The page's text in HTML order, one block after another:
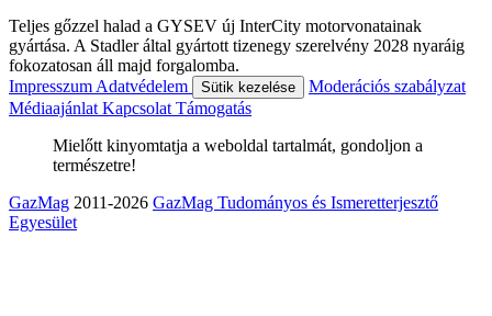
Teljes gőzzel halad a GYSEV új InterCity motorvonatainak
gyártása. A Stadler által gyártott tizenegy szerelvény 2028 nyaráig
fokozatosan áll majd forgalomba.
Impresszum Adatvédelem Sütik kezelése
Moderációs szabályzat
Médiaajánlat Kapcsolat Támogatás
Mielőtt kinyomtatja a weboldal tartalmát, gondoljon a
természetre!
GazMag 2011-2026 GazMag Tudományos és Ismeretterjesztő
Egyesület